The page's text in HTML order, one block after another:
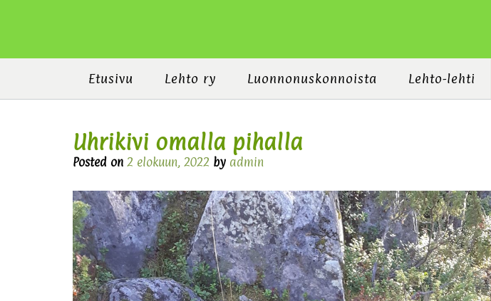
Etusivu Lehto ry Luonnonuskonnoista Lehto-lehti
Uhrikivi omalla pihalla
Posted on 2 elokuun, 2022 by admin